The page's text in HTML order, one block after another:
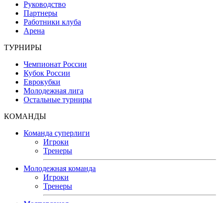
Руководство
Партнеры
Работники клуба
Арена
ТУРНИРЫ
Чемпионат России
Кубок России
Еврокубки
Молодежная лига
Остальные турниры
КОМАНДЫ
Команда суперлиги
Игроки
Тренеры
Молодежная команда
Игроки
Тренеры